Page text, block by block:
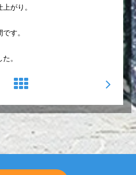
がり。
す。
。